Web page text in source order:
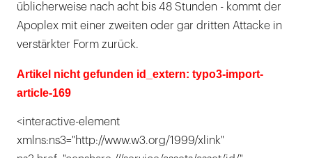
üblicherweise nach acht bis 48 Stunden - kommt der
Apoplex mit einer zweiten oder gar dritten Attacke in
verstärkter Form zurück.
Artikel nicht gefunden id_extern: typo3-import-
article-169
<interactive-element
xmlns:ns3="http://www.w3.org/1999/xlink"